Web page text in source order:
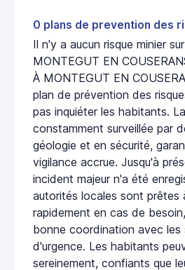
0 plans de prevention des
Il n'y a aucun risque minier
MONTEGUT EN
À MONTEGUT EN
plan de prévention des
pas inquiéter les habitants.
constamment surveillée par
géologie et en sécurité,
vigilance accrue. Jusqu'à
incident majeur n'a été
autorités locales sont prêtes
rapidement en cas de
bonne coordination avec les
d'urgence. Les habitants
sereinement, confiants que